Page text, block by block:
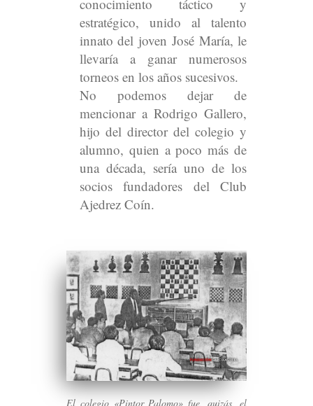
conocimiento táctico y
estratégico, unido al talento
innato del joven José María, le
llevaría a ganar numerosos
torneos en los años sucesivos.
No podemos dejar de
mencionar a Rodrigo Gallero,
hijo del director del colegio y
alumno, quien a poco más de
una década, sería uno de los
socios fundadores del Club
Ajedrez Coín.
El colegio «Pintor Palomo» fue, quizás, el